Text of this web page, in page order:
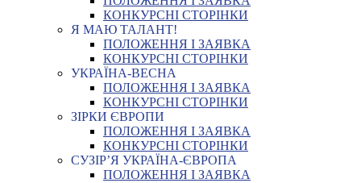
КОНКУРСНІ СТОРІНКИ
Я МАЮ ТАЛАНТ!
ПОЛОЖЕННЯ І ЗАЯВКА
КОНКУРСНІ СТОРІНКИ
УКРАЇНА-ВЕСНА
ПОЛОЖЕННЯ І ЗАЯВКА
КОНКУРСНІ СТОРІНКИ
ЗІРКИ ЄВРОПИ
ПОЛОЖЕННЯ І ЗАЯВКА
КОНКУРСНІ СТОРІНКИ
СУЗІР’Я УКРАЇНА-ЄВРОПА
ПОЛОЖЕННЯ І ЗАЯВКА